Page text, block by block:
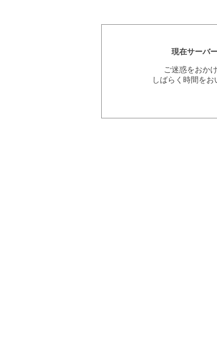
現在サーバ
ご迷惑をおか
しばらく時間を